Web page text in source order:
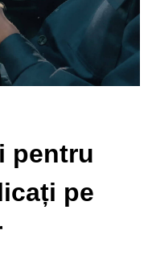
pentru
pe